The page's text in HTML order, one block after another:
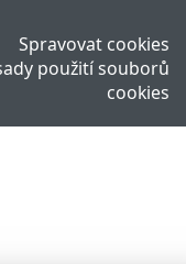
Spravovat cookies
použití souborů
cookies